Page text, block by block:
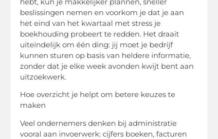
beslissingen nemen en voorkom je dat je aan
het eind van het kwartaal met stress je
boekhouding probeert te redden. Het draait
uiteindelijk om één ding: jij moet je bedrijf
kunnen sturen op basis van heldere informatie,
zonder dat je elke week avonden kwijt bent aan
uitzoekwerk.
Hoe overzicht je helpt om betere keuzes te
maken
Veel ondernemers denken bij administratie
vooral aan invoerwerk: cijfers boeken, facturen